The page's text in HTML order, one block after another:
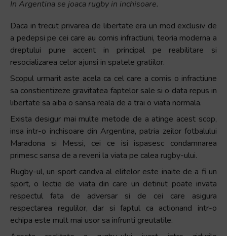
In Argentina se joaca rugby in inchisoare.
Daca in trecut privarea de libertate era un mod exclusiv de
a pedepsi pe cei care au comis infractiuni, teoria moderna a
dreptului pune accent in principal pe reabilitare si
resocializarea celor ajunsi in spatele gratiilor.
Scopul urmarit aste acela ca cel care a comis o infractiune
sa constientizeze gravitatea faptelor sale si o data repus in
libertate sa aiba o sansa reala de a trai o viata normala.
Exista desigur mai multe metode de a atinge acest scop,
insa intr-o inchisoare din Argentina, patria zeilor fotbalului
Maradona si Messi, cei ce isi ispasesc condamnarea
primesc sansa de a reveni la viata pe calea rugby-ului.
Rugby-ul, un sport candva al elitelor este inaite de a fi un
sport, o lectie de viata din care un detinut poate invata
respectul fata de adversar si de cei care asigura
respectarea regulilor, dar si faptul ca actionand intr-o
echipa este mult mai usor sa infrunti greutatile.